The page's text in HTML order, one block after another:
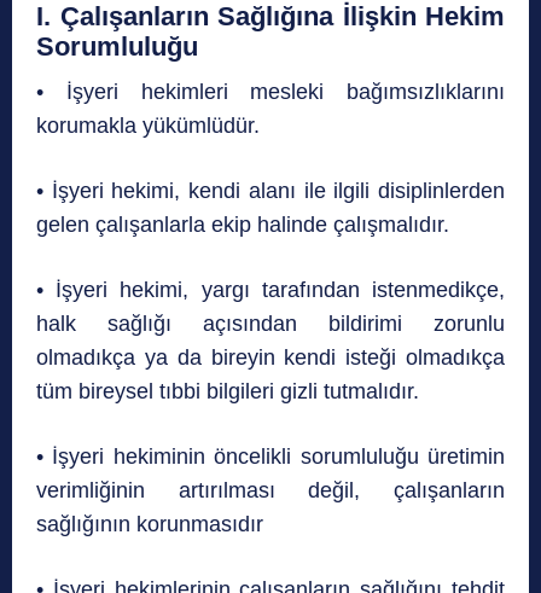
I. Çalışanların Sağlığına İlişkin Hekim
Sorumluluğu
• İşyeri hekimleri mesleki bağımsızlıklarını
korumakla yükümlüdür.
• İşyeri hekimi, kendi alanı ile ilgili disiplinlerden
gelen çalışanlarla ekip halinde çalışmalıdır.
• İşyeri hekimi, yargı tarafından istenmedikçe,
halk sağlığı açısından bildirimi zorunlu
olmadıkça ya da bireyin kendi isteği olmadıkça
tüm bireysel tıbbi bilgileri gizli tutmalıdır.
• İşyeri hekiminin öncelikli sorumluluğu üretimin
verimliğinin artırılması değil, çalışanların
sağlığının korunmasıdır